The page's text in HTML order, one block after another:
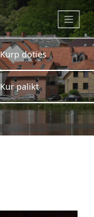
Kurp doties
Kur palikt